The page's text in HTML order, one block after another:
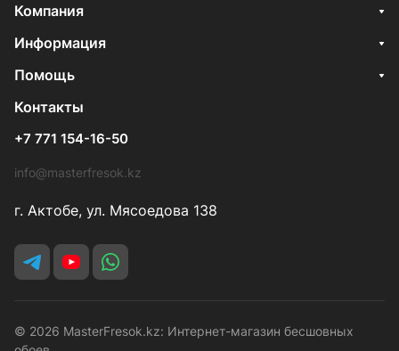
Компания
Информация
Помощь
Контакты
+7 771 154-16-50
info@masterfresok.kz
г. Актобе, ул. Мясоедова 138
© 2026 MasterFresok.kz: Интернет-магазин бесшовных